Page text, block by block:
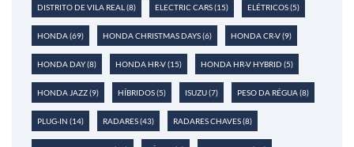
DISTRITO DE VILA REAL (8) ELECTRIC CARS(15) ELÉTRICOS(5)
HONDA(69) HONDA CHRISTMAS DAYS(6) HONDA CR-V(9)
HONDA DAY(8) HONDA HR-V(15) HONDA HR-V HYBRID (5)
HONDA JAZZ(9) HÍBRIDOS(5) ISUZU(7) PESO DA RÉGUA(8)
PLUG-IN (14) RADARES(43) RADARES CHAVES(8)